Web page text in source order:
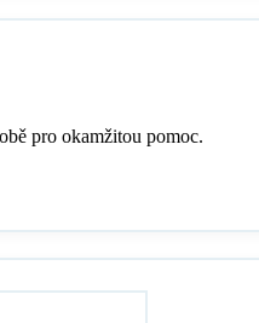
pro okamžitou pomoc.